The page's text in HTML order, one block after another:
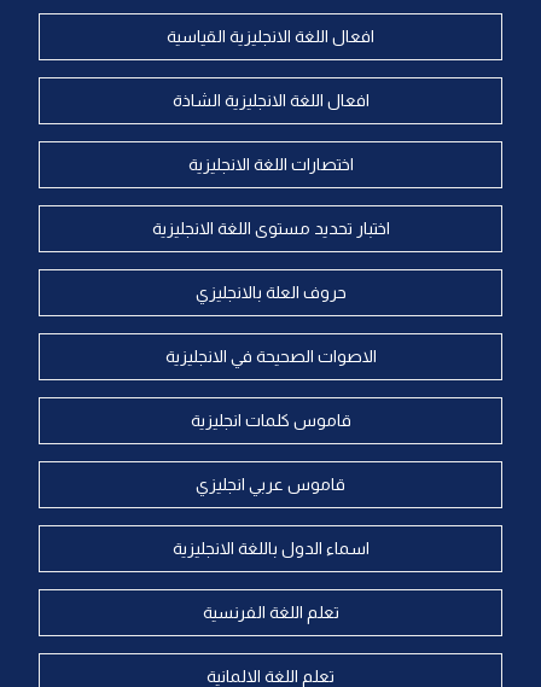
افعال اللغة الانجليزية القياسية
افعال اللغة الانجليزية الشاذة
اختصارات اللغة الانجليزية
اختبار تحديد مستوى اللغة الانجليزية
حروف العلة بالانجليزي
الاصوات الصحيحة في الانجليزية
قاموس كلمات انجليزية
قاموس عربي انجليزي
اسماء الدول باللغة الانجليزية
تعلم اللغة الفرنسية
تعلم اللغة الالمانية